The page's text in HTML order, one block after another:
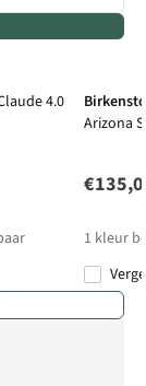
4.0
Arizona
1 kleur